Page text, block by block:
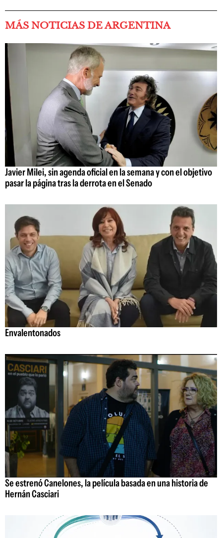
MÁS NOTICIAS DE ARGENTINA
Javier Milei, sin agenda oficial en la semana y con el objetivo
pasar la página tras la derrota en el Senado
Envalentonados
Se estrenó Canelones, la película basada en una historia de
Hernán Casciari